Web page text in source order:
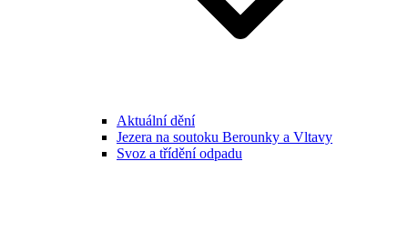
Aktuální dění
Jezera na soutoku Berounky a Vltavy
Svoz a třídění odpadu